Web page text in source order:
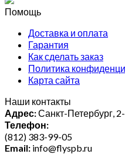
Помощь
Доставка и оплата
Гарантия
Как сделать заказ
Политика
Карта сайта
Наши контакты
Адрес:Санкт-Петербург,
Телефон:
(812) 383-99-05
Email: info@flyspb.ru